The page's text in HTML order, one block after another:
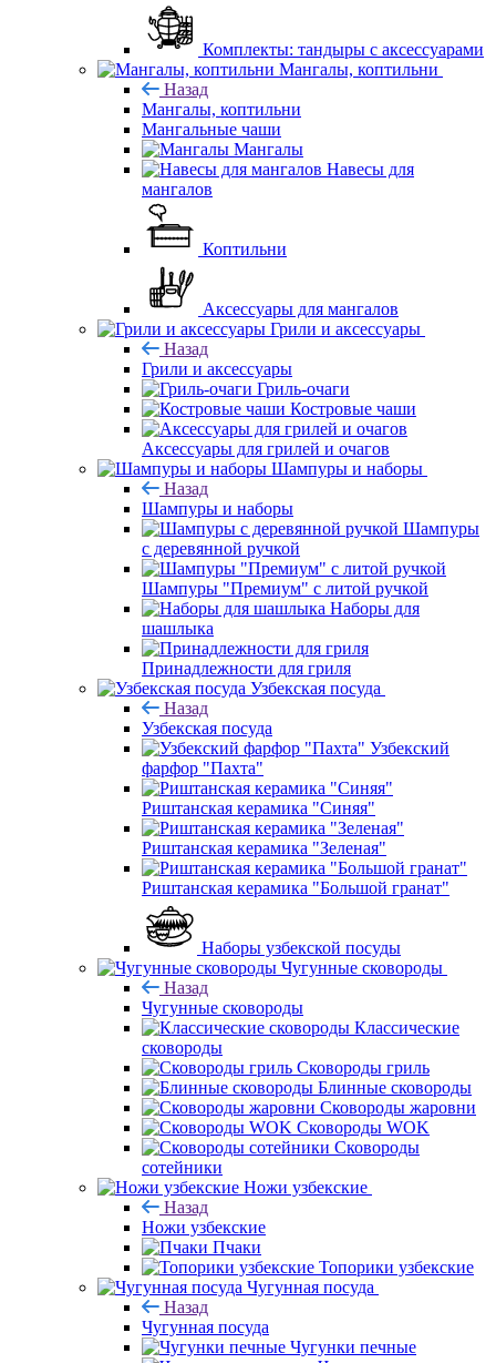
Комплекты: тандыры с аксессуарами
Мангалы, коптильни
Назад
Мангалы, коптильни
Мангальные чаши
Мангалы
Навесы для
мангалов
Коптильни
Аксессуары для мангалов
Грили и аксессуары
Назад
Грили и аксессуары
Гриль-очаги
Костровые чаши
Аксессуары для грилей и очагов
Шампуры и наборы
Назад
Шампуры и наборы
Шампуры
с деревянной ручкой
Шампуры "Премиум" с литой ручкой
Наборы для
шашлыка
Принадлежности для гриля
Узбекская посуда
Назад
Узбекская посуда
Узбекский
фарфор "Пахта"
Риштанская керамика "Синяя"
Риштанская керамика "Зеленая"
Риштанская керамика "Большой гранат"
Наборы узбекской посуды
Чугунные сковороды
Назад
Чугунные сковороды
Классические
сковороды
Сковороды гриль
Блинные сковороды
Сковороды жаровни
Сковороды WOK
Сковороды
сотейники
Ножи узбекские
Назад
Ножи узбекские
Пчаки
Топорики узбекские
Чугунная посуда
Назад
Чугунная посуда
Чугунки печные